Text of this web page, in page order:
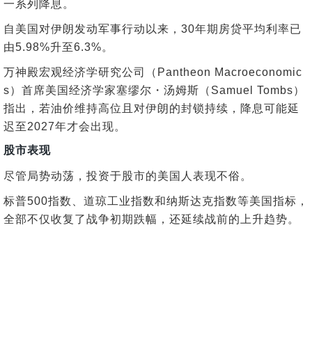
一系列降息。
自美国对伊朗发动军事行动以来，30年期房贷平均利率已
由5.98%升至6.3%。
万神殿宏观经济学研究公司（Pantheon Macroeconomic
s）首席美国经济学家塞缪尔・汤姆斯（Samuel Tombs）
指出，若油价维持高位且对伊朗的封锁持续，降息可能延
迟至2027年才会出现。
股市表现
尽管局势动荡，投资于股市的美国人表现不俗。
标普500指数、道琼工业指数和纳斯达克指数等美国指标，
全部不仅收复了战争初期跌幅，还延续战前的上升趋势。